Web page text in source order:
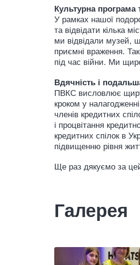
Культурна програма
У рамках нашої
та відвідати кілька
ми відвідали музей,
приємні враження.
під час війни. Ми
Вдячність і
ПВКС висловлює щиру
кроком у
членів кредитних
і процвітання
кредитних спілок в
підвищенню рівня
Ще раз дякуємо за
Галерея